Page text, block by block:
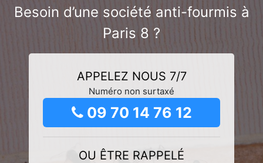
Besoin d’une société anti-fourmis à
Paris 8 ?
APPELEZ NOUS 7/7
Numéro non surtaxé
09 70 14 76 12
OU ÊTRE RAPPELÉ